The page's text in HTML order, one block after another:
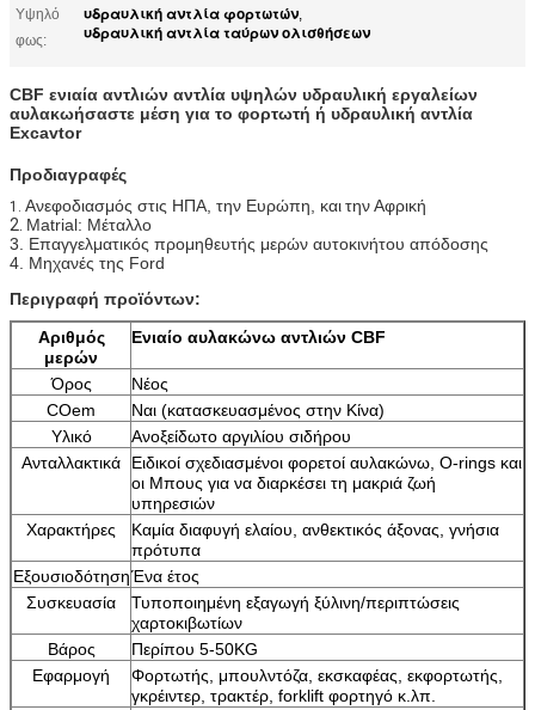
Υψηλό
φως:
υδραυλική αντλία φορτωτών,
υδραυλική αντλία ταύρων ολισθήσεων
CBF ενιαία αντλιών αντλία υψηλών υδραυλική εργαλείων
αυλακωήσαστε μέση για το φορτωτή ή υδραυλική αντλία
Excavtor
Προδιαγραφές
1. Ανεφοδιασμός στις ΗΠΑ, την Ευρώπη, καιτην Αφρική
2. Matrial: Μέταλλο
3. Επαγγελματικός προμηθευτής μερών αυτοκινήτου απόδοσης
4. Μηχανές της Ford
Περιγραφή προϊόντων:
Αριθμός
μερών
Ενιαίο αυλακώνω αντλιών CBF
Όρος
Νέος
COem
Ναι (κατασκευασμένος στην Κίνα)
Υλικό
Ανοξείδωτο αργιλίου σιδήρου
Ανταλλακτικά
Ειδικοί σχεδιασμένοι φορετοί αυλακώνω, O-rings και
οι Μπους για να διαρκέσει τη μακριά ζωή
υπηρεσιών
Χαρακτήρες
Καμία διαφυγή ελαίου, ανθεκτικός άξονας, γνήσια
πρότυπα
ΕξουσιοδότησηΈνα έτος
Συσκευασία
Τυποποιημένη εξαγωγή ξύλινη/περιπτώσεις
χαρτοκιβωτίων
Βάρος
Περίπου 5-50KG
Εφαρμογή
Φορτωτής, μπουλντόζα, εκσκαφέας, εκφορτωτής,
γκρέιντερ, τρακτέρ, forklift φορτηγό κ.λπ.